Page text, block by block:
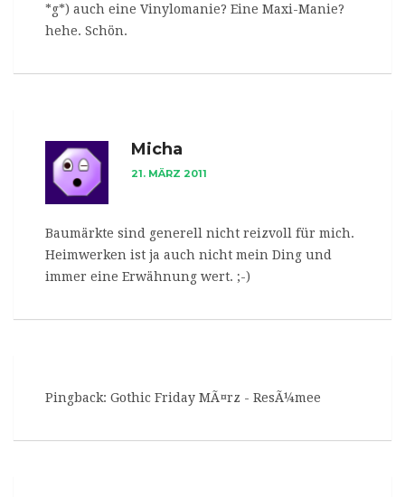
*g*) auch eine Vinylomanie? Eine Maxi-Manie?
hehe. Schön.
Micha
21. MÄRZ 2011
Baumärkte sind generell nicht reizvoll für mich.
Heimwerken ist ja auch nicht mein Ding und
immer eine Erwähnung wert. ;-)
Pingback: Gothic Friday MÃ¤rz - ResÃ¼mee